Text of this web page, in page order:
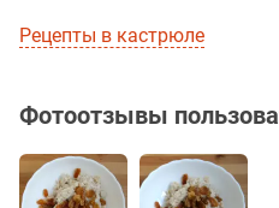
Рецепты в кастрюле
Фотоотзывы